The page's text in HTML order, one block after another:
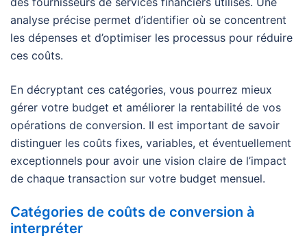
analyse précise permet d’identifier où se concentrent
les dépenses et d’optimiser les processus pour réduire
ces coûts.
En décryptant ces catégories, vous pourrez mieux
gérer votre budget et améliorer la rentabilité de vos
opérations de conversion. Il est important de savoir
distinguer les coûts fixes, variables, et éventuellement
exceptionnels pour avoir une vision claire de l’impact
de chaque transaction sur votre budget mensuel.
Catégories de coûts de conversion à
interpréter